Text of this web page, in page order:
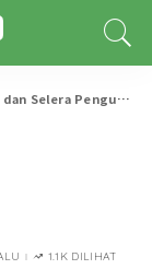
Selera Penguasa
1.1K DILIHAT